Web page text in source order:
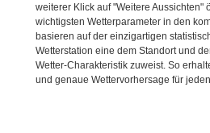
weiterer Klick auf "Weitere
wichtigsten Wetterparameter in den
basieren auf der einzigartigen
Wetterstation eine dem Standort und
Wetter-Charakteristik zuweist. So
und genaue Wettervorhersage für